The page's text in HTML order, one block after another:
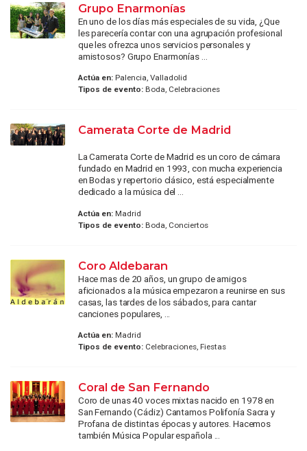
Grupo Enarmonías
En uno de los días más especiales de su vida, ¿Que
les parecería contar con una agrupación profesional
que les ofrezca unos servicios personales y
amistosos? Grupo Enarmonías ...
Actúa en:Palencia, Valladolid
Tipos de evento:Boda, Celebraciones
Camerata Corte de Madrid
La Camerata Corte de Madrid es un coro de cámara
fundado en Madrid en 1993, con mucha experiencia
en Bodas y repertorio clásico, está especialmente
dedicado a la música del ...
Actúa en:Madrid
Tipos de evento:Boda, Conciertos
Coro Aldebaran
Hace mas de 20 años, un grupo de amigos
aficionados a la música empezaron a reunirse en sus
casas, las tardes de los sábados, para cantar
canciones populares, ...
Actúa en:Madrid
Tipos de evento:Celebraciones, Fiestas
Coral de San Fernando
Coro de unas 40 voces mixtas nacido en 1978 en
San Fernando (Cádiz) Cantamos Polifonía Sacra y
Profana de distintas épocas y autores. Hacemos
también Música Popular española ...